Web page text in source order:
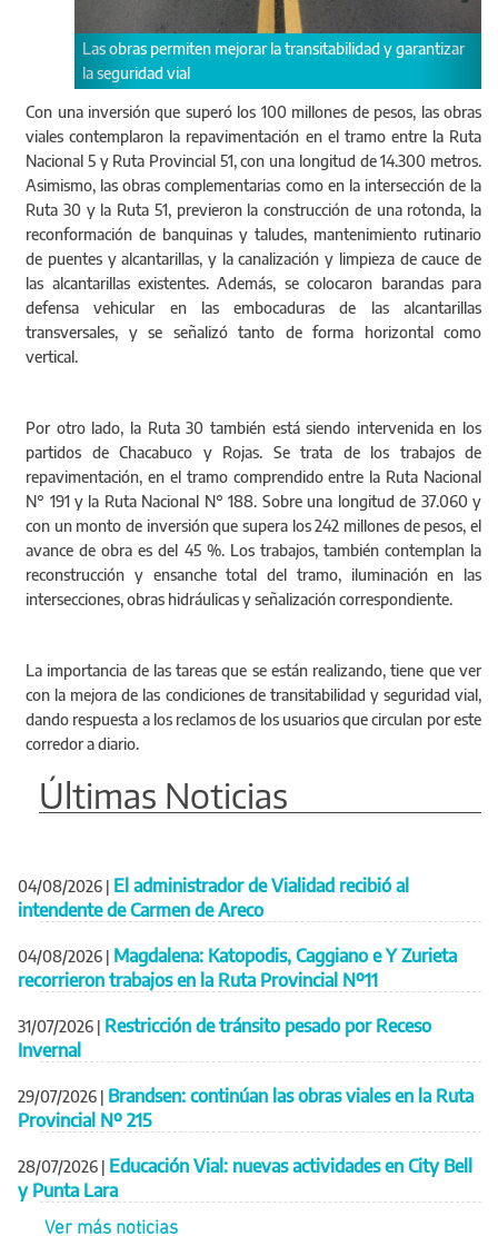
Las obras permiten mejorar la transitabilidad y garantizar
la seguridad vial
Con una inversión que superó los 100 millones de pesos, las obras
viales contemplaron la repavimentación en el tramo entre la Ruta
Nacional 5 y Ruta Provincial 51, con una longitud de 14.300 metros.
Asimismo, las obras complementarias como en la intersección de la
Ruta 30 y la Ruta 51, previeron la construcción de una rotonda, la
reconformación de banquinas y taludes, mantenimiento rutinario
de puentes y alcantarillas, y la canalización y limpieza de cauce de
las alcantarillas existentes. Además, se colocaron barandas para
defensa vehicular en las embocaduras de las alcantarillas
transversales, y se señalizó tanto de forma horizontal como
vertical.
Por otro lado, la Ruta 30 también está siendo intervenida en los
partidos de Chacabuco y Rojas. Se trata de los trabajos de
repavimentación, en el tramo comprendido entre la Ruta Nacional
N° 191 y la Ruta Nacional N° 188. Sobre una longitud de 37.060 y
con un monto de inversión que supera los 242 millones de pesos, el
avance de obra es del 45 %. Los trabajos, también contemplan la
reconstrucción y ensanche total del tramo, iluminación en las
intersecciones, obras hidráulicas y señalización correspondiente.
La importancia de las tareas que se están realizando, tiene que ver
con la mejora de las condiciones de transitabilidad y seguridad vial,
dando respuesta a los reclamos de los usuarios que circulan por este
corredor a diario.
Últimas Noticias
04/08/2026 | El administrador de Vialidad recibió al
intendente de Carmen de Areco
04/08/2026 | Magdalena: Katopodis, Caggiano e Y Zurieta
recorrieron trabajos en la Ruta Provincial Nº11
31/07/2026 | Restricción de tránsito pesado por Receso
Invernal
29/07/2026 | Brandsen: continúan las obras viales en la Ruta
Provincial Nº 215
28/07/2026 | Educación Vial: nuevas actividades en City Bell
y Punta Lara
Ver más noticias